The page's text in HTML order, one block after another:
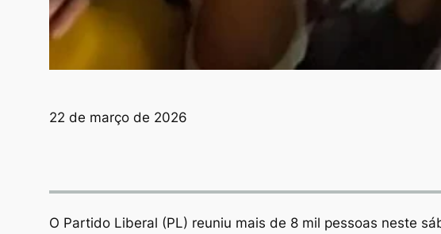
22 de março de 2026
O Partido Liberal (PL) reuniu mais de 8 mil pessoas neste